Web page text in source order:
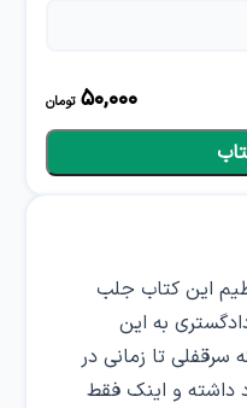
50,000 تومان
این کتاب جلب
به این
تا زمانی در
داشته و اینک فقط